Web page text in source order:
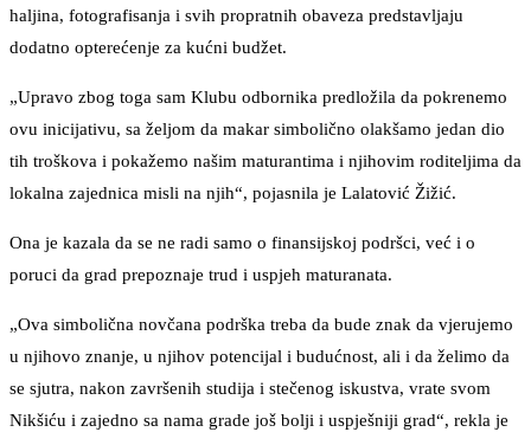
haljina, fotografisanja i svih propratnih obaveza predstavljaju
dodatno opterećenje za kućni budžet.
„Upravo zbog toga sam Klubu odbornika predložila da pokrenemo
ovu inicijativu, sa željom da makar simbolično olakšamo jedan dio
tih troškova i pokažemo našim maturantima i njihovim roditeljima da
lokalna zajednica misli na njih“, pojasnila je Lalatović Žižić.
Ona je kazala da se ne radi samo o finansijskoj podršci, već i o
poruci da grad prepoznaje trud i uspjeh maturanata.
„Ova simbolična novčana podrška treba da bude znak da vjerujemo
u njihovo znanje, u njihov potencijal i budućnost, ali i da želimo da
se sjutra, nakon završenih studija i stečenog iskustva, vrate svom
Nikšiću i zajedno sa nama grade još bolji i uspješniji grad“, rekla je